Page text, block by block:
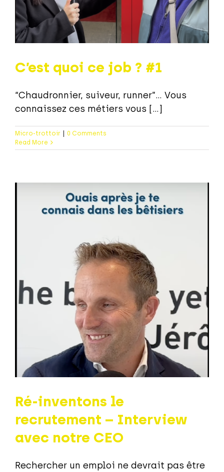
C’est quoi ce job ? #1
“Chaudronnier, suiveur, runner”... Vous
connaissez ces métiers vous [...]
Micro-trottoir
0 Comments
Read More
Ré-inventons le
recrutement – Interview
avec notre CEO
Rechercher un emploi ne devrait pas être